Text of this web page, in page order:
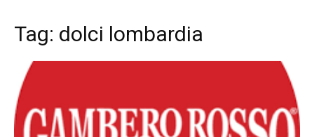
Tag: dolci lombardia